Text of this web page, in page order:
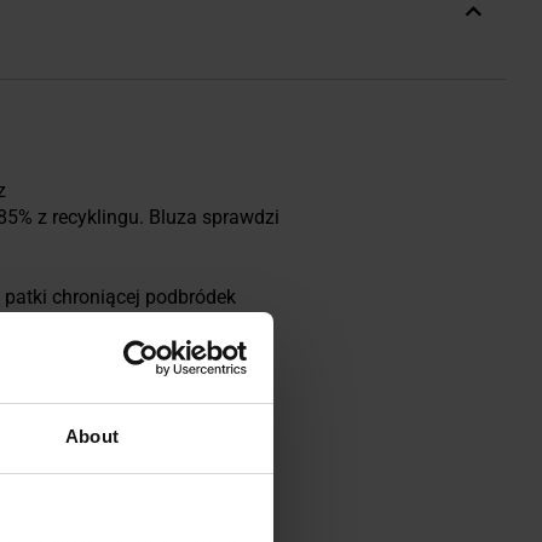
About
z recyklingu. Bluza sprawdzi
chroniącej podbródek
osłania plecy przed